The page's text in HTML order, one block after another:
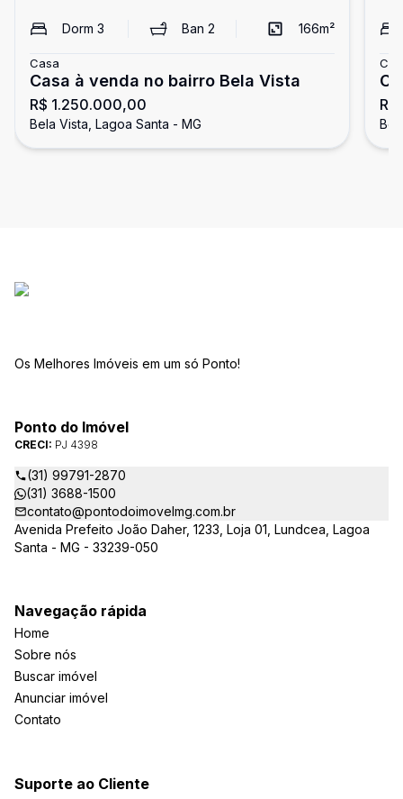
Dorm 3 Ban2 166m²
Casa
Casa à venda no bairro Bela Vista
R$ 1.250.000,00
Bela Vista, Lagoa Santa - MG
Os Melhores Imóveis em um só Ponto!
Ponto do Imóvel
CRECI: PJ 4398
(31) 99791-2870
(31) 3688-1500
contato@pontodoimovelmg.com.br
Avenida Prefeito João Daher, 1233, Loja 01, Lundcea, Lagoa
Santa - MG - 33239-050
Navegação rápida
Home
Sobre nós
Buscar imóvel
Anunciar imóvel
Contato
Suporte ao Cliente